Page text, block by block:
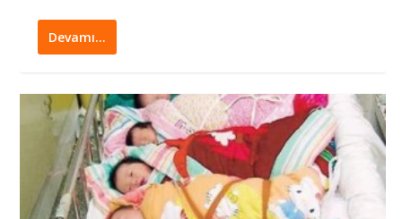
Devamı…